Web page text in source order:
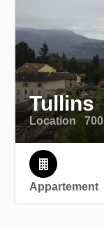
Tullins
Location
Appartement